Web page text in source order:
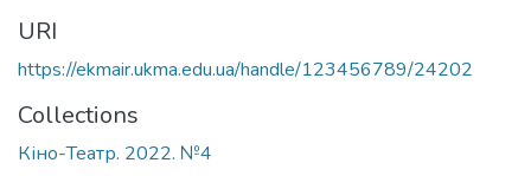
URI
https://ekmair.ukma.edu.ua/handle/123456789/24202
Collections
Кіно-Театр. 2022. №4